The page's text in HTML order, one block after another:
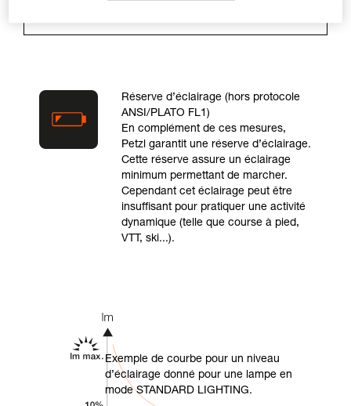
Réserve d’éclairage (hors protocole
ANSI/PLATO FL1)
En complément de ces mesures,
Petzl garantit une réserve d’éclairage.
Cette réserve assure un éclairage
minimum permettant de marcher.
Cependant cet éclairage peut être
insuffisant pour pratiquer une activité
dynamique (telle que course à pied,
VTT, ski...).
Exemple de courbe pour un niveau
d’éclairage donné pour une lampe en
mode STANDARD LIGHTING.